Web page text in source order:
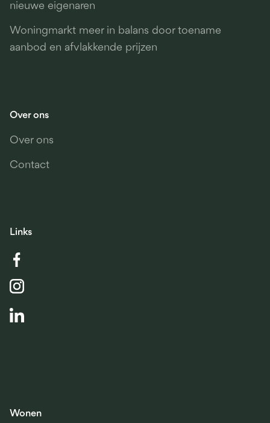
nieuwe eigenaren
Woningmarkt meer in balans door toename
aanbod en afvlakkende prijzen
Over ons
Over ons
Contact
Links
Wonen